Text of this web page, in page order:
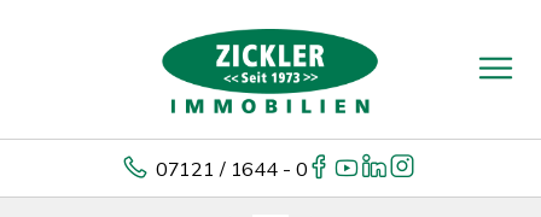
07121 / 1644 - 0